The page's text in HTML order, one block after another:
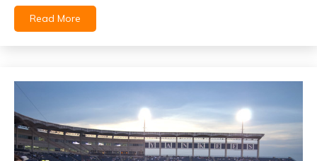
Read More